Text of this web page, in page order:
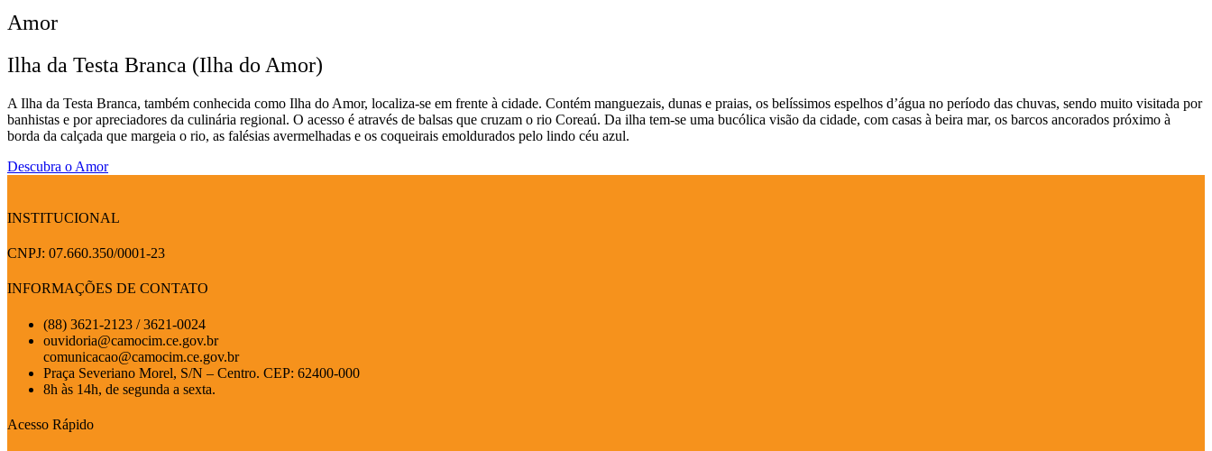
Amor
Ilha da Testa Branca (Ilha do Amor)
A Ilha da Testa Branca, também conhecida como Ilha do Amor, localiza-se em frente à cidade. Contém manguezais, dunas e praias, os belíssimos espelhos d’água no período das chuvas, sendo muito visitada por
banhistas e por apreciadores da culinária regional. O acesso é através de balsas que cruzam o rio Coreaú. Da ilha tem-se uma bucólica visão da cidade, com casas à beira mar, os barcos ancorados próximo à
borda da calçada que margeia o rio, as falésias avermelhadas e os coqueirais emoldurados pelo lindo céu azul.
Descubra o Amor
INSTITUCIONAL
CNPJ: 07.660.350/0001-23
INFORMAÇÕES DE CONTATO
(88) 3621-2123 / 3621-0024
ouvidoria@camocim.ce.gov.br
comunicacao@camocim.ce.gov.br
Praça Severiano Morel, S/N – Centro. CEP: 62400-000
8h às 14h, de segunda a sexta.
Acesso Rápido